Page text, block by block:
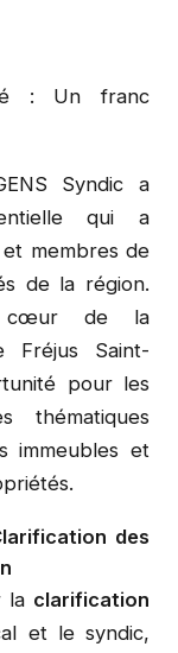
: Un franc
Syndic a
qui a
membres de
de la région.
cœur de la
Fréjus Saint-
pour les
thématiques
immeubles et
des
la clarification
et le syndic,